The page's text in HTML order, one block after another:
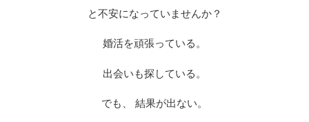
と不安になっていませんか？
婚活を頑張っている。
出会いも探している。
でも、 結果が出ない。